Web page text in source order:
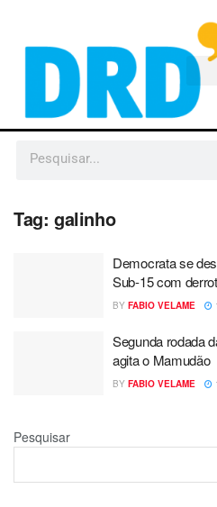
Tag: galinho
Democrata se
Sub-15 com
BY FABIO VELAME
Segunda rodada
agita o Mamudão
BY FABIO VELAME
Pesquisar